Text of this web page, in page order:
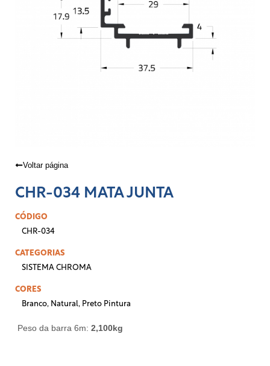
Voltar página
CHR-034 MATA JUNTA
CÓDIGO
CHR-034
CATEGORIAS
SISTEMA CHROMA
CORES
Branco, Natural, Preto Pintura
Peso da barra 6m: 2,100kg